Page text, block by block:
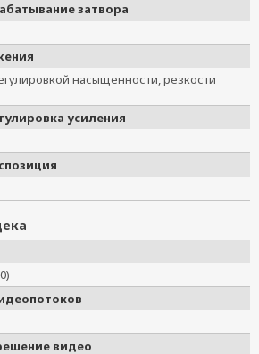
затвора
насыщенности, резкости
усиления
видео